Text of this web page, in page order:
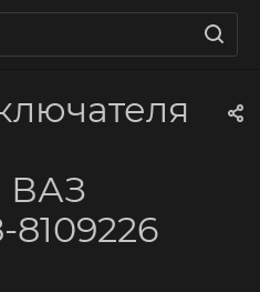
ВАЗ
8109226